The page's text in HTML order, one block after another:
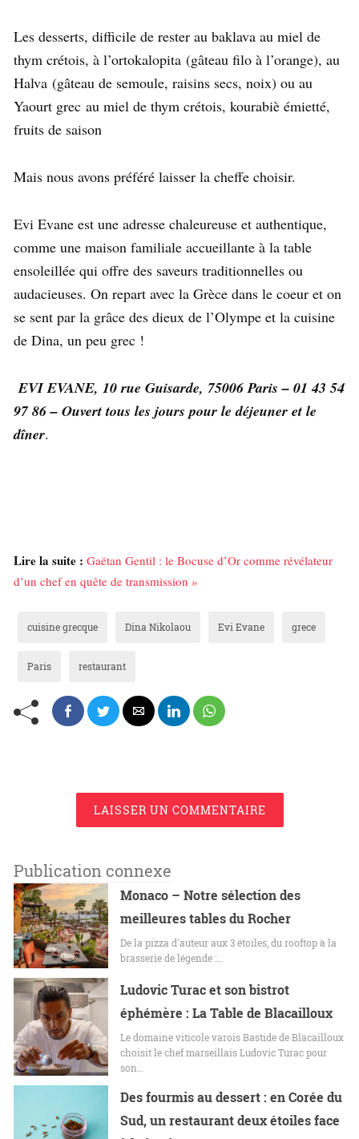
Les desserts, difficile de rester au baklava au miel de
thym crétois, à l’ortokalopita (gâteau filo à l’orange), au
Halva (gâteau de semoule, raisins secs, noix) ou au
Yaourt grec au miel de thym crétois, kourabiè émietté,
fruits de saison
Mais nous avons préféré laisser la cheffe choisir.
Evi Evane est une adresse chaleureuse et authentique,
comme une maison familiale accueillante à la table
ensoleillée qui offre des saveurs traditionnelles ou
audacieuses. On repart avec la Grèce dans le coeur et on
se sent par la grâce des dieux de l’Olympe et la cuisine
de Dina, un peu grec !
EVI EVANE, 10 rue Guisarde, 75006 Paris – 01 43 54
97 86 – Ouvert tous les jours pour le déjeuner et le
dîner.
Lire la suite : Gaëtan Gentil : le Bocuse d’Or comme révélateur
d’un chef en quête de transmission »
cuisine grecque Dina Nikolaou Evi Evane grece
Paris restaurant
LAISSER UN COMMENTAIRE
Publication connexe
Monaco – Notre sélection des
meilleures tables du Rocher
De la pizza d'auteur aux 3 étoiles, du rooftop à la
brasserie de légende :…
Ludovic Turac et son bistrot
éphémère : La Table de Blacailloux
Le domaine viticole varois Bastide de Blacailloux
choisit le chef marseillais Ludovic Turac pour
son…
Des fourmis au dessert : en Corée du
Sud, un restaurant deux étoiles face